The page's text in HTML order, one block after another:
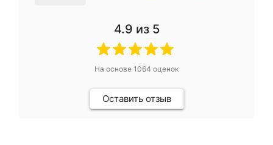
4.9 из 5
На основе 1064 оценок
Оставить отзыв